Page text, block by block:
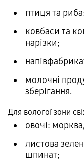
птиця та
ковбаси та
нарізки;
молочні
зберігання.
Для вологої зони
овочі:
листова
шпинат;